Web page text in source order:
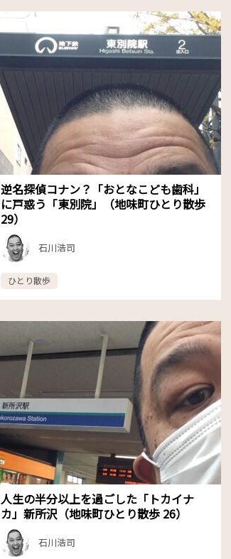
逆名探偵コナン？「おとなこども歯科」
に戸惑う「東別院」（地味町ひとり散歩
29）
石川浩司
ひとり散歩
人生の半分以上を過ごした「トカイナ
カ」新所沢（地味町ひとり散歩 26）
石川浩司